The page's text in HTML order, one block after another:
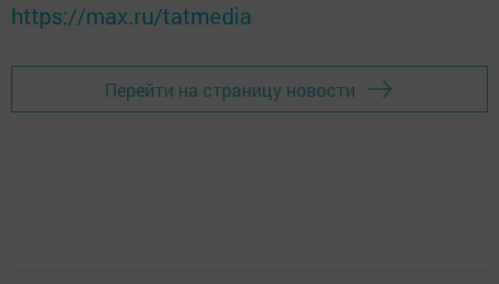
https://max.ru/tatmedia
Перейти на страницу новости